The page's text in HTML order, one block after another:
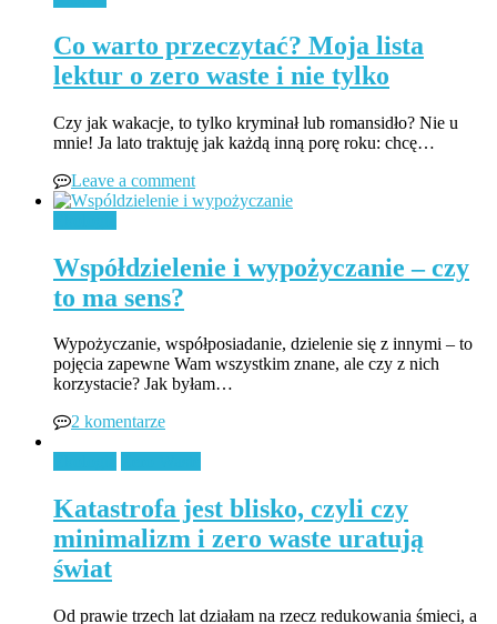
Co warto przeczytać? Moja lista
lektur o zero waste i nie tylko
Czy jak wakacje, to tylko kryminał lub romansidło? Nie u
mnie! Ja lato traktuję jak każdą inną porę roku: chcę…
Leave a comment
Współdzielenie i wypożyczanie – czy
to ma sens?
Wypożyczanie, współposiadanie, dzielenie się z innymi – to
pojęcia zapewne Wam wszystkim znane, ale czy z nich
korzystacie? Jak byłam…
2 komentarze
Katastrofa jest blisko, czyli czy
minimalizm i zero waste uratują
świat
Od prawie trzech lat działam na rzecz redukowania śmieci, a